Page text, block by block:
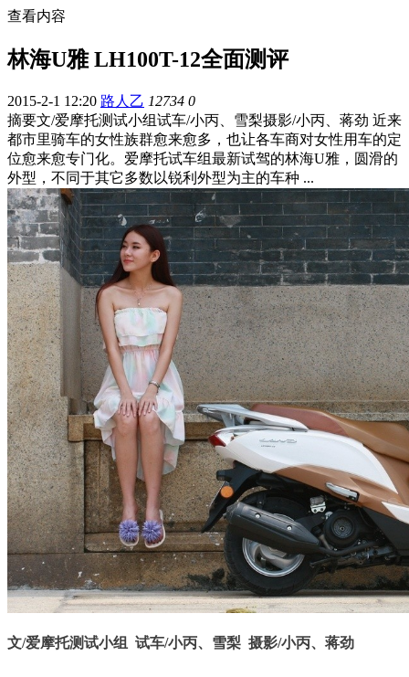
查看内容
林海U雅 LH100T-12全面测评
2015-2-1 12:20 路人乙 12734 0
摘要文/爱摩托测试小组试车/小丙、雪梨摄影/小丙、蒋劲 近来
都市里骑车的女性族群愈来愈多，也让各车商对女性用车的定
位愈来愈专门化。爱摩托试车组最新试驾的林海U雅，圆滑的
外型，不同于其它多数以锐利外型为主的车种 ...
文/爱摩托测试小组 试车/小丙、雪梨 摄影/小丙、蒋劲